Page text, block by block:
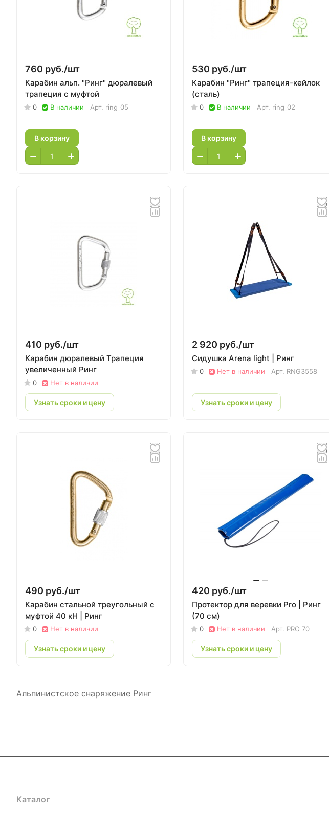
760 руб./шт
Карабин альп. "Ринг" дюралевый
трапеция с муфтой
0 В наличии Арт. ring_05
В корзину
530 руб./шт
Карабин "Ринг" трапеция-кейлок
(сталь)
0 В наличии Арт. ring_02
В корзину
410 руб./шт
Карабин дюралевый Трапеция
увеличенный Ринг
0 Нет в наличии
Узнать сроки и цену
2 920 руб./шт
Сидушка Arena light | Ринг
0 Нет в наличии Арт. RNG3558
Узнать сроки и цену
490 руб./шт
Карабин стальной треугольный с
муфтой 40 кН | Ринг
0 Нет в наличии
Узнать сроки и цену
420 руб./шт
Протектор для веревки Pro | Ринг
(70 см)
0 Нет в наличии Арт. PRO 70
Узнать сроки и цену
Альпинистское снаряжение Ринг
Каталог